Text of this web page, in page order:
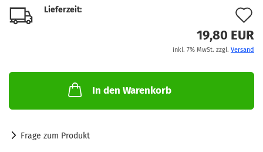
Lieferzeit:
19,80 EUR
inkl. 7% MwSt. zzgl. Versand
In den Warenkorb
Frage zum Produkt